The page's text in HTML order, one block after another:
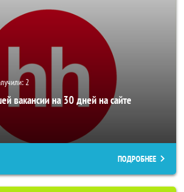
2
вакансии на 30 дней на сайте
ПОДРОБНЕЕ